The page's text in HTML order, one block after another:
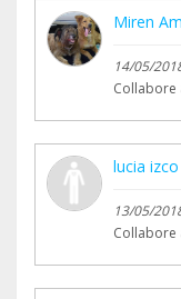
Miren
14/05/
Collabore
lucia
13/05/
Collabore